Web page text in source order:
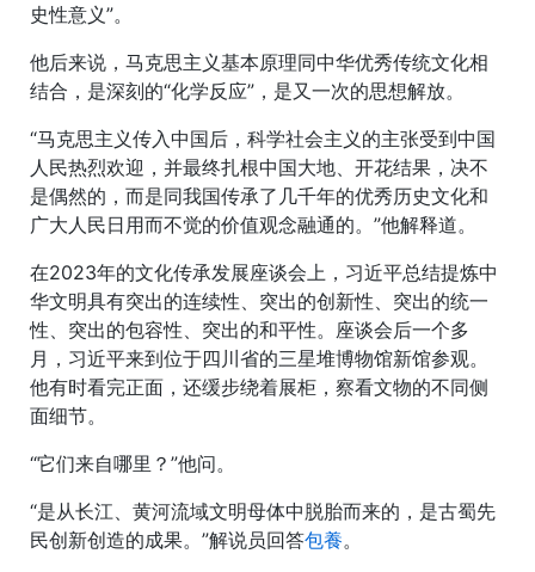
史性意义”。
他后来说，马克思主义基本原理同中华优秀传统文化相
结合，是深刻的“化学反应”，是又一次的思想解放。
“马克思主义传入中国后，科学社会主义的主张受到中国
人民热烈欢迎，并最终扎根中国大地、开花结果，决不
是偶然的，而是同我国传承了几千年的优秀历史文化和
广大人民日用而不觉的价值观念融通的。”他解释道。
在2023年的文化传承发展座谈会上，习近平总结提炼中
华文明具有突出的连续性、突出的创新性、突出的统一
性、突出的包容性、突出的和平性。座谈会后一个多
月，习近平来到位于四川省的三星堆博物馆新馆参观。
他有时看完正面，还缓步绕着展柜，察看文物的不同侧
面细节。
“它们来自哪里？”他问。
“是从长江、黄河流域文明母体中脱胎而来的，是古蜀先
民创新创造的成果。”解说员回答包養。